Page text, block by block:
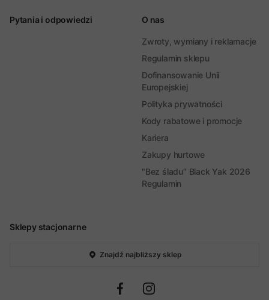
Sklepy stacjonarne
Znajdź najbliższy sklep
Pytania i odpowiedzi O nas
Zwroty, wymiany i reklamacje
Regulamin sklepu
Dofinansowanie Unii
Europejskiej
Polityka prywatności
Kody rabatowe i promocje
Kariera
Zakupy hurtowe
"Bez śladu" Black Yak 2026
Regulamin